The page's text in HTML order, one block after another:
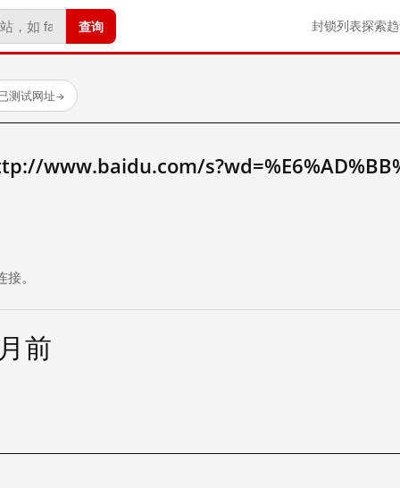
查询 封锁列表探索
测试网址→
www.baidu.com/
。
前